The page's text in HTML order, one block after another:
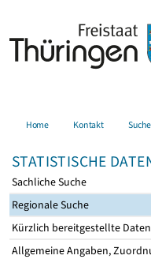
Home Kontakt Suche
STATISTISCHE
Sachliche Suche
Regionale Suche
Kürzlich bereitgestellte Daten
Allgemeine Angaben,